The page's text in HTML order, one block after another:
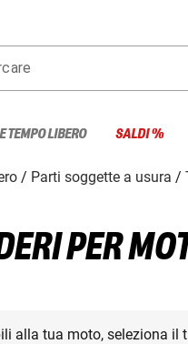
TEMPO LIBERO SALDI %
Parti soggette a usura
PER
alla tua moto, seleziona il